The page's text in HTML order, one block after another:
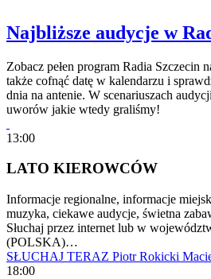
Najbliższe audycje w
Zobacz pełen program Radia Szczecin
także cofnąć datę w kalendarzu i
dnia na antenie. W scenariuszach
uworów jakie wtedy graliśmy!
13:00
LATO KIEROWCÓW
Informacje regionalne, informacje
muzyka, ciekawe audycje, świetna
Słuchaj przez internet lub w
(POLSKA)…
SŁUCHAJ TERAZ Piotr Rokicki
18:00